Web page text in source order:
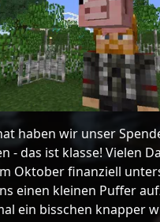
haben wir unser
- das ist klasse! Vielen
Oktober finanziell
einen kleinen Puffer
ein bisschen knapper